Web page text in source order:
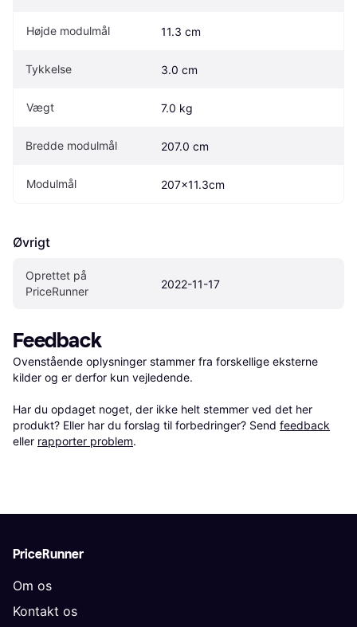
Højde modulmål 11.3 cm
Tykkelse 3.0 cm
Vægt 7.0 kg
Bredde modulmål 207.0 cm
Modulmål 207x11.3cm
Øvrigt
Oprettet på
PriceRunner
2022-11-17
Feedback
Ovenstående oplysninger stammer fra forskellige eksterne
kilder og er derfor kun vejledende.
Har du opdaget noget, der ikke helt stemmer ved det her
produkt? Eller har du forslag til forbedringer? Send feedback
eller rapporter problem.
PriceRunner
Om os
Kontakt os